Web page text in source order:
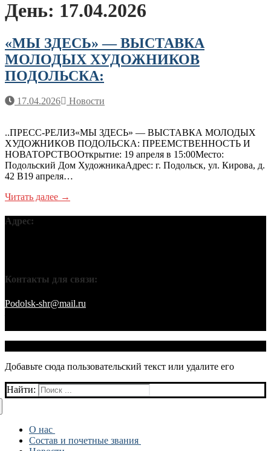
День: 17.04.2026
«МЫ ЗДЕСЬ» — ВЫСТАВКА
МОЛОДЫХ ХУДОЖНИКОВ
ПОДОЛЬСКА:
17.04.2026 Новости
..ПРЕСС-РЕЛИЗ«МЫ ЗДЕСЬ» — ВЫСТАВКА МОЛОДЫХ
ХУДОЖНИКОВ ПОДОЛЬСКА: ПРЕЕМСТВЕННОСТЬ И
НОВАТОРСТВООткрытие: 19 апреля в 15:00Место:
Подольский Дом ХудожникаАдрес: г. Подольск, ул. Кирова, д.
42 В19 апреля…
Читать далее →
Адрес:
Контакты для связи:
Podolsk-shr@mail.ru
Добавьте сюда пользовательский текст или удалите его
Найти:
О нас
История
Состав и почетные звания